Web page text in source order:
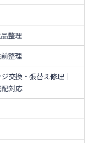
整理
整理
交換・張替え修理｜
対応